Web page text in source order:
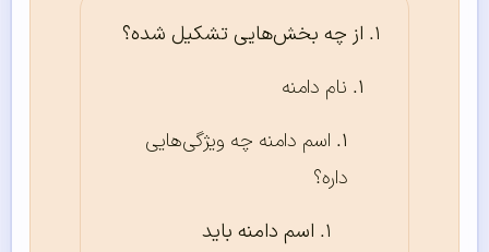
از چه بخش‌هایی تشکیل شده؟
نام دامنه
اسم دامنه چه ویژگی‌هایی
داره؟
اسم دامنه باید